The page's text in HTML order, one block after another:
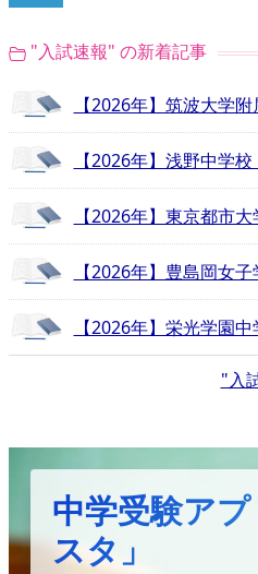
"入試速報" の新着記事
"入
中学受験ア
スタ」